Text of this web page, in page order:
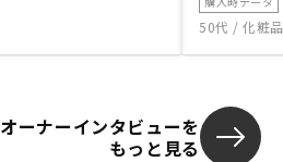
50代 / 化粧
オーナーインタビューを
もっと見る